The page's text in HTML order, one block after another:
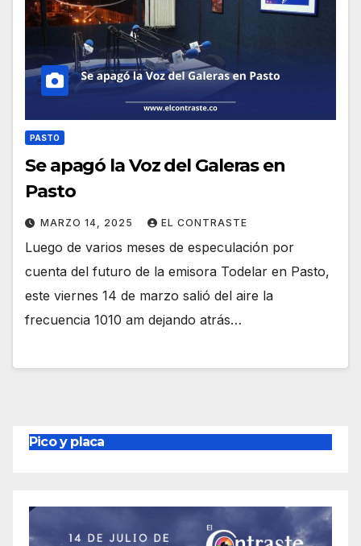
PASTO
Se apagó la Voz del Galeras en
Pasto
MARZO 14, 2025 EL CONTRASTE
Luego de varios meses de especulación por
cuenta del futuro de la emisora Todelar en Pasto,
este viernes 14 de marzo salió del aire la
frecuencia 1010 am dejando atrás…
Pico y placa